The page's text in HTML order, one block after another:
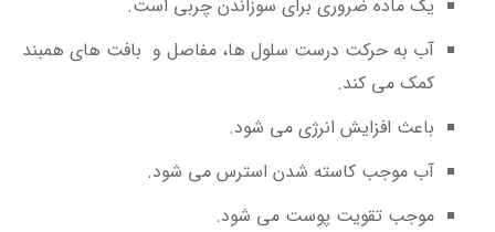
یک ماده ضروری برای سوزاندن چربی است.
آب به حرکت درست سلول‌ ها، مفاصل و بافت‌ های همبند
کمک می‌ کند.
باعث افزایش انرژی می شود.
آب موجب کاسته شدن استرس می‌ شود.
موجب تقویت پوست می‌ شود.